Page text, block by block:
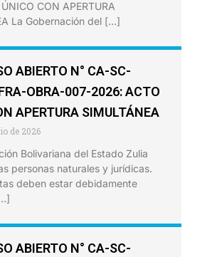
CON APERTURA
La Gobernación del […]
ABIERTO N° CA-SC-
OBRA-007-2026: ACTO
APERTURA SIMULTÁNEA
de 2026
Bolivariana del Estado Zulia
personas naturales y jurídicas.
deben estar debidamente
ABIERTO N° CA-SC-